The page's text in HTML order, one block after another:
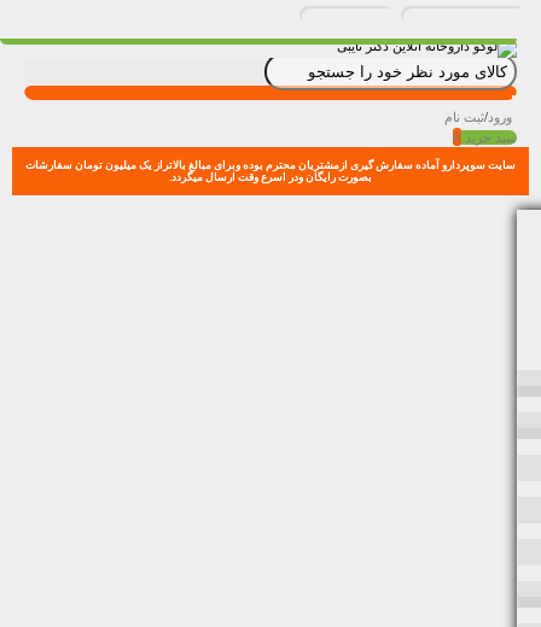
ورود/ثبت نام
سبد خرید 0
سایت سوپردارو آماده سفارش گیری ازمشتریان محترم بوده وبرای مبالغ بالاتراز یک میلیون تومان سفارشات
بصورت رایگان ودر اسرع وقت ارسال میگردد.